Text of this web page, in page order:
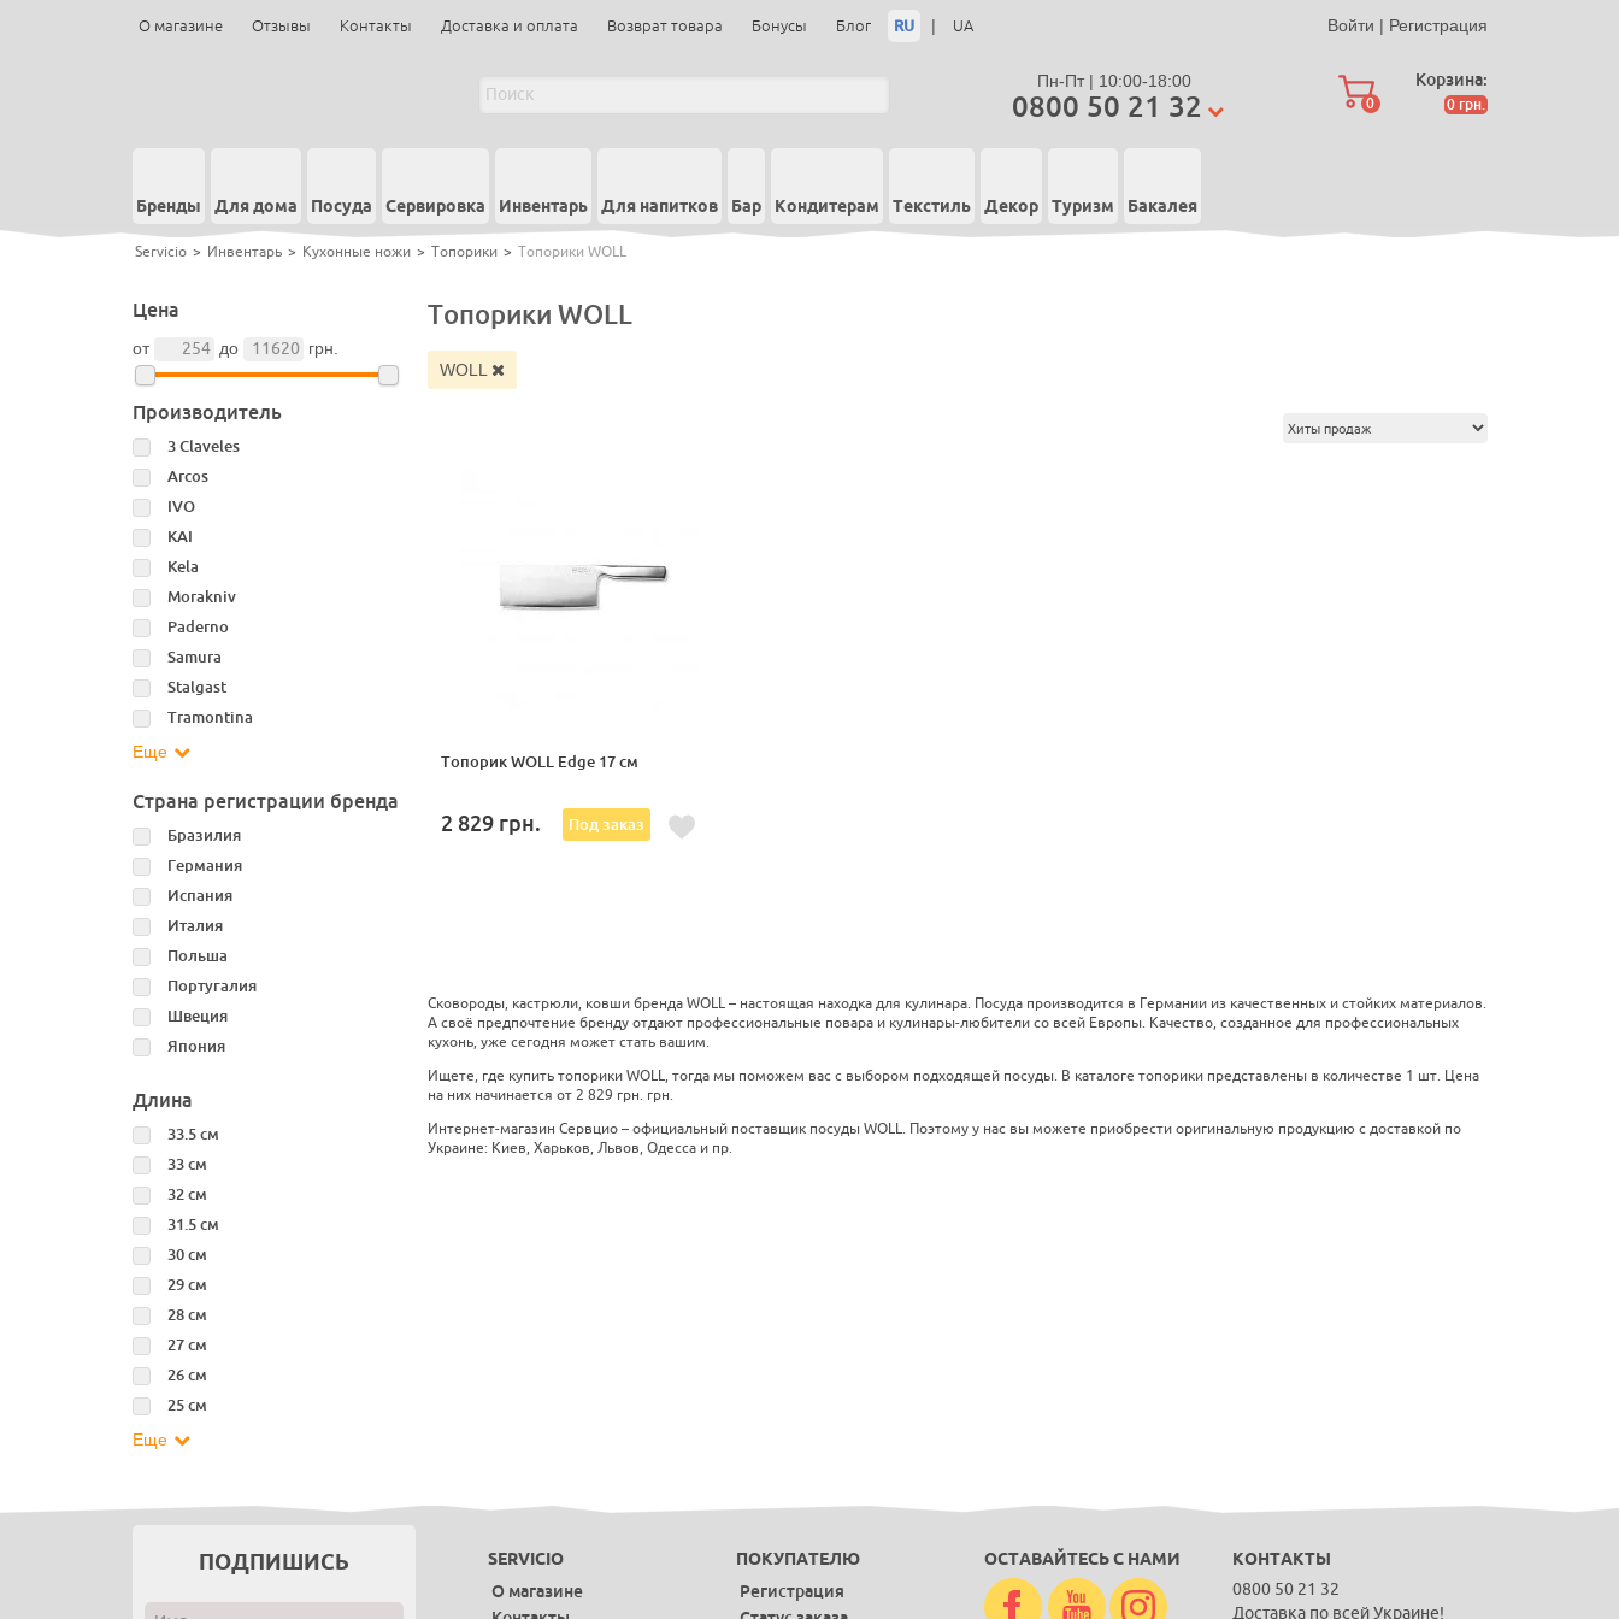
О магазине Отзывы Контакты Доставка и оплата Возврат товара Бонусы Блог RU | UA Войти | Регистрация
Пн-Пт | 10:00-18:00
0800 50 21 32 0
Корзина:
0 грн.
Бренды Для дома Посуда Сервировка Инвентарь Для напитков Бар Кондитерам Текстиль Декор Туризм Бакалея
Servicio > Инвентарь > Кухонные ножи > Топорики > Топорики WOLL
Цена
от до грн.
Производитель
3 Claveles
Arcos
IVO
KAI
Kela
Morakniv
Paderno
Samura
Stalgast
Tramontina
Еще
Страна регистрации бренда
Бразилия
Германия
Испания
Италия
Польша
Португалия
Швеция
Япония
Длина
33.5 см
33 см
32 см
31.5 см
30 см
29 см
28 см
27 см
26 см
25 см
Еще
Топорики WOLL
WOLL
Топорик WOLL Edge 17 см
2 829 грн. Под заказ
Сковороды, кастрюли, ковши бренда WOLL – настоящая находка для кулинара. Посуда производится в Германии из качественных и стойких материалов.
А своё предпочтение бренду отдают профессиональные повара и кулинары-любители со всей Европы. Качество, созданное для профессиональных
кухонь, уже сегодня может стать вашим.
Ищете, где купить топорики WOLL, тогда мы поможем вас с выбором подходящей посуды. В каталоге топорики представлены в количестве 1 шт. Цена
на них начинается от 2 829 грн. грн.
Интернет-магазин Сервцио – официальный поставщик посуды WOLL. Поэтому у нас вы можете приобрести оригинальную продукцию с доставкой по
Украине: Киев, Харьков, Львов, Одесса и пр.
ПОДПИШИСЬ SERVICIO
О магазине
ПОКУПАТЕЛЮ
Регистрация
ОСТАВАЙТЕСЬ С НАМИ КОНТАКТЫ
0800 50 21 32
Доставка по всей Украине!